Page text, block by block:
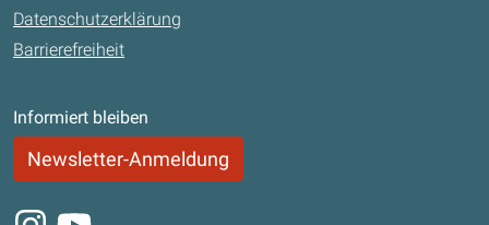
Datenschutzerklärung
Barrierefreiheit
Informiert bleiben
Newsletter-Anmeldung
Instagram
Youtube